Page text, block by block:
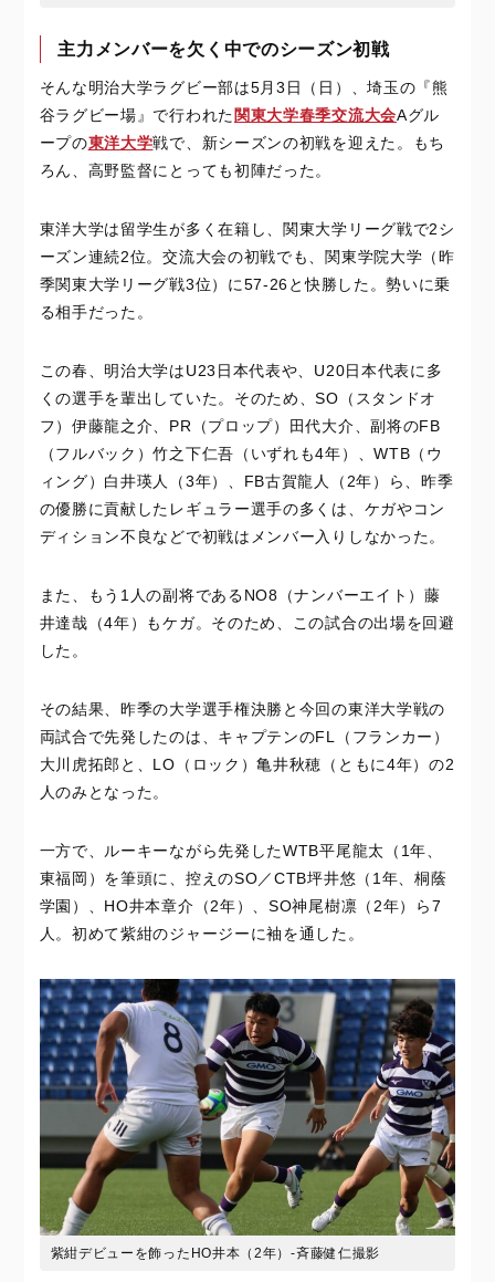
主力メンバーを欠く中でのシーズン初戦
そんな明治大学ラグビー部は5月3日（日）、埼玉の『熊
谷ラグビー場』で行われた 関東大学春季交流大会Aグル
ープの東洋大学戦で、新シーズンの初戦を迎えた。もち
ろん、高野監督にとっても初陣だった。
東洋大学は留学生が多く在籍し、関東大学リーグ戦で2シ
ーズン連続2位。交流大会の初戦でも、関東学院大学（昨
季関東大学リーグ戦3位）に57-26と快勝した。勢いに乗
る相手だった。
この春、明治大学はU23日本代表や、U20日本代表に多
くの選手を輩出していた。そのため、SO（スタンドオ
フ）伊藤龍之介、PR（プロップ）田代大介、副将のFB
（フルバック）竹之下仁吾（いずれも4年）、WTB（ウ
ィング）白井瑛人（3年）、FB古賀龍人（2年）ら、昨季
の優勝に貢献したレギュラー選手の多くは、ケガやコン
ディション不良などで初戦はメンバー入りしなかった。
また、もう1人の副将であるNO8（ナンバーエイト）藤
井達哉（4年）もケガ。そのため、この試合の出場を回避
した。
その結果、昨季の大学選手権決勝と今回の東洋大学戦の
両試合で先発したのは、キャプテンのFL（フランカー）
大川虎拓郎と、LO（ロック）亀井秋穂（ともに4年）の2
人のみとなった。
一方で、ルーキーながら先発したWTB平尾龍太（1年、
東福岡）を筆頭に、控えのSO／CTB坪井悠（1年、桐蔭
学園）、HO井本章介（2年）、SO神尾樹凛（2年）ら7
人。初めて紫紺のジャージーに袖を通した。
紫紺デビューを飾ったHO井本（2年）‐斉藤健仁撮影